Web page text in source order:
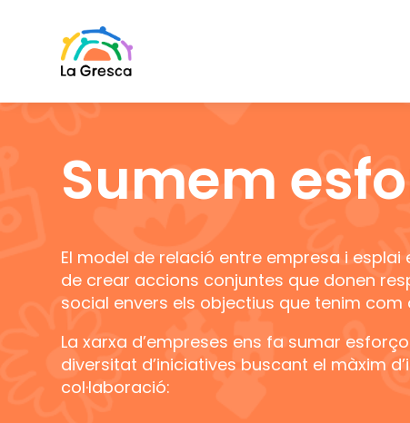
Sumem
El model de relació entre empresa i esplai
de crear accions conjuntes que donen
social envers els objectius que tenim com
La xarxa d’empreses ens fa sumar
diversitat d’iniciatives buscant el màxim
col·laboració: